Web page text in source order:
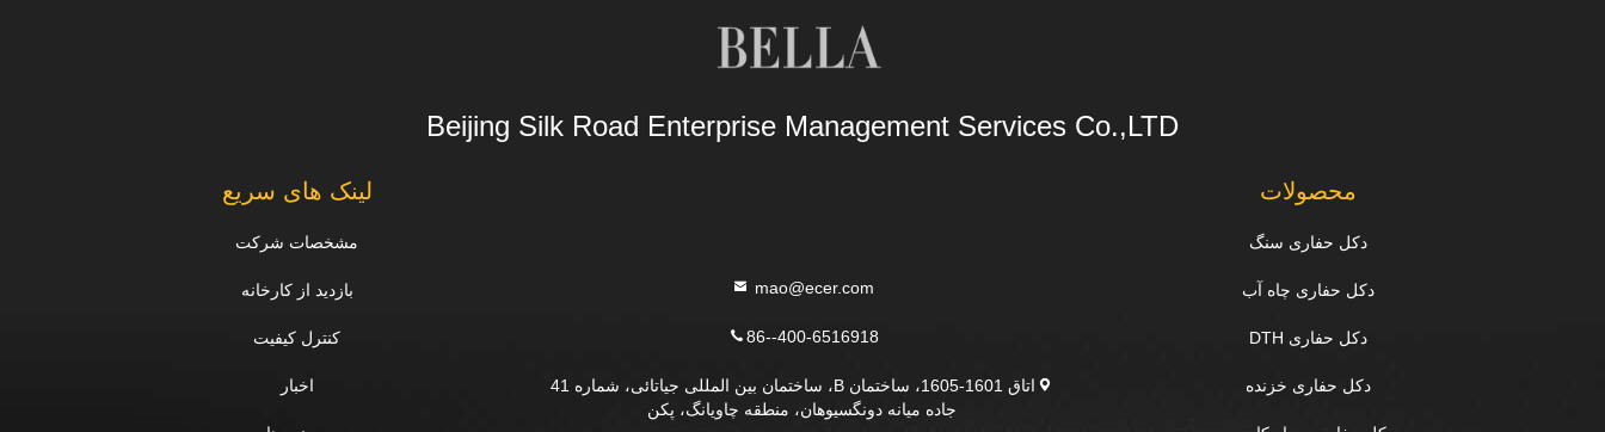
Beijing Silk Road Enterprise Management Services Co.,LTD
محصولات
دکل حفاری سنگ
دکل حفاری چاه آب
دکل حفاری DTH
دکل حفاری خزنده
mao@ecer.com
86--400-6516918
اتاق 1601-1605، ساختمان B، ساختمان بین المللی جیاتائی، شماره 41
جاده میانه دونگسیوهان، منطقه چاویانگ، پکن
لینک های سریع
مشخصات شرکت
بازدید از کارخانه
کنترل کیفیت
اخبار